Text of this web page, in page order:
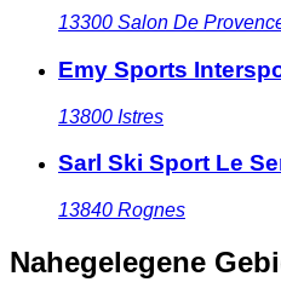
13300 Salon De
Emy Sports
13800 Istres
Sarl Ski Sport Le
13840 Rognes
Nahegelegene